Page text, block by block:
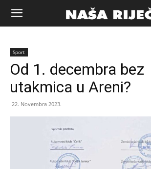
Naša
riječ
Sport
Od 1. decembra bez
utakmica u Areni?
22. Novembra 2023.